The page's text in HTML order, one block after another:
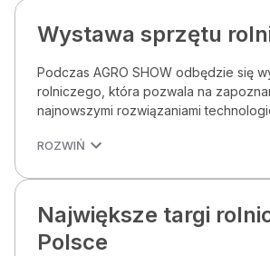
Wystawa sprzętu
Podczas AGRO SHOW odbędzie się
rolniczego, która pozwala na
najnowszymi rozwiązaniami
ROZWIŃ
Największe targi
Polsce